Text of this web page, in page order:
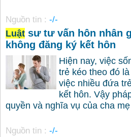
Nguồn tin : -/-
Luật sư tư vấn hôn nhân
không đăng ký kết hôn
Hiện nay, việc
trẻ kéo theo đó
việc nhiều đứa
kết hôn. Vậy
quyền và nghĩa vụ của cha
Nguồn tin : -/-